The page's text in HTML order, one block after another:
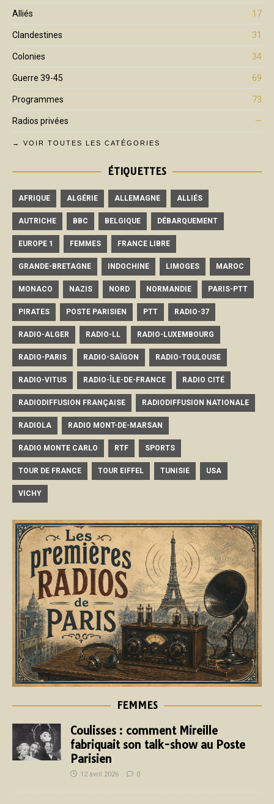
Alliés 17
Clandestines 31
Colonies 34
Guerre 39-45 69
Programmes 73
Radios privées —
→ VOIR TOUTES LES CATÉGORIES
ÉTIQUETTES
AFRIQUE ALGÉRIE ALLEMAGNE ALLIÉS
AUTRICHE BBC BELGIQUE DÉBARQUEMENT
EUROPE 1 FEMMES FRANCE LIBRE
GRANDE-BRETAGNE INDOCHINE LIMOGES MAROC
MONACO NAZIS NORD NORMANDIE PARIS-PTT
PIRATES POSTE PARISIEN PTT RADIO-37
RADIO-ALGER RADIO-LL RADIO-LUXEMBOURG
RADIO-PARIS RADIO-SAÏGON RADIO-TOULOUSE
RADIO-VITUS RADIO-ÎLE-DE-FRANCE RADIO CITÉ
RADIODIFFUSION FRANÇAISE RADIODIFFUSION NATIONALE
RADIOLA RADIO MONT-DE-MARSAN
RADIO MONTE CARLO RTF SPORTS
TOUR DE FRANCE TOUR EIFFEL TUNISIE USA
VICHY
FEMMES
Coulisses : comment Mireille
fabriquait son talk-show au Poste
Parisien
12 avril 2026 0